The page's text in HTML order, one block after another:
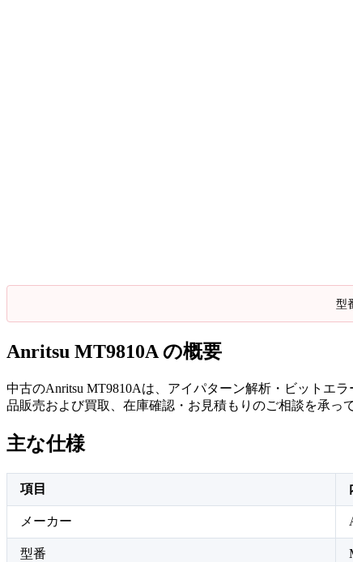
型
Anritsu MT9810A の概要
中古のAnritsu MT9810Aは、アイパターン解析・ビットエ
品販売および買取、在庫確認・お見積もりのご相談を承っ
主な仕様
項目
メーカー
型番